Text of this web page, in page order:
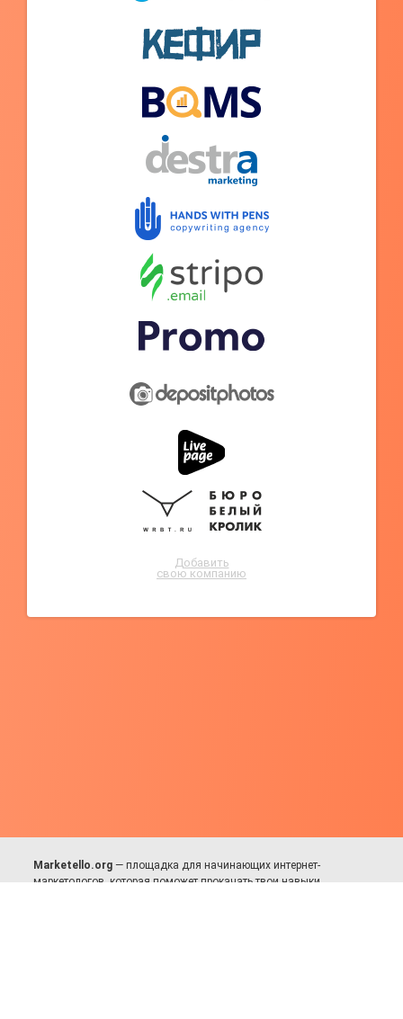
Добавить
свою компанию
Marketello.org — площадка для начинающих интернет-
маркетологов, которая поможет прокачать твои навыки.